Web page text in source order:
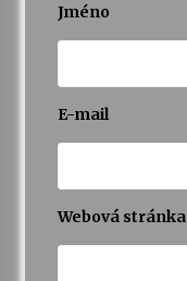
Jméno
E-mail
Webová stránka